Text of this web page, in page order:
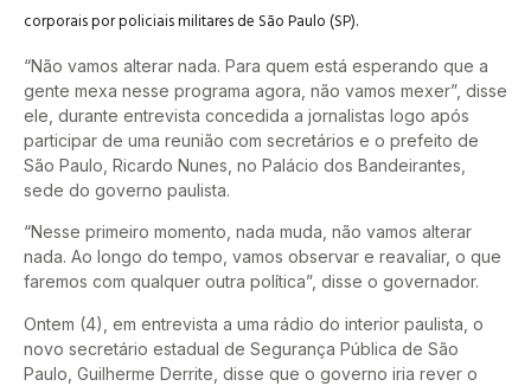
corporais por policiais militares de São Paulo (SP).
“Não vamos alterar nada. Para quem está esperando que a
gente mexa nesse programa agora, não vamos mexer”, disse
ele, durante entrevista concedida a jornalistas logo após
participar de uma reunião com secretários e o prefeito de
São Paulo, Ricardo Nunes, no Palácio dos Bandeirantes,
sede do governo paulista.
“Nesse primeiro momento, nada muda, não vamos alterar
nada. Ao longo do tempo, vamos observar e reavaliar, o que
faremos com qualquer outra política”, disse o governador.
Ontem (4), em entrevista a uma rádio do interior paulista, o
novo secretário estadual de Segurança Pública de São
Paulo, Guilherme Derrite, disse que o governo iria rever o